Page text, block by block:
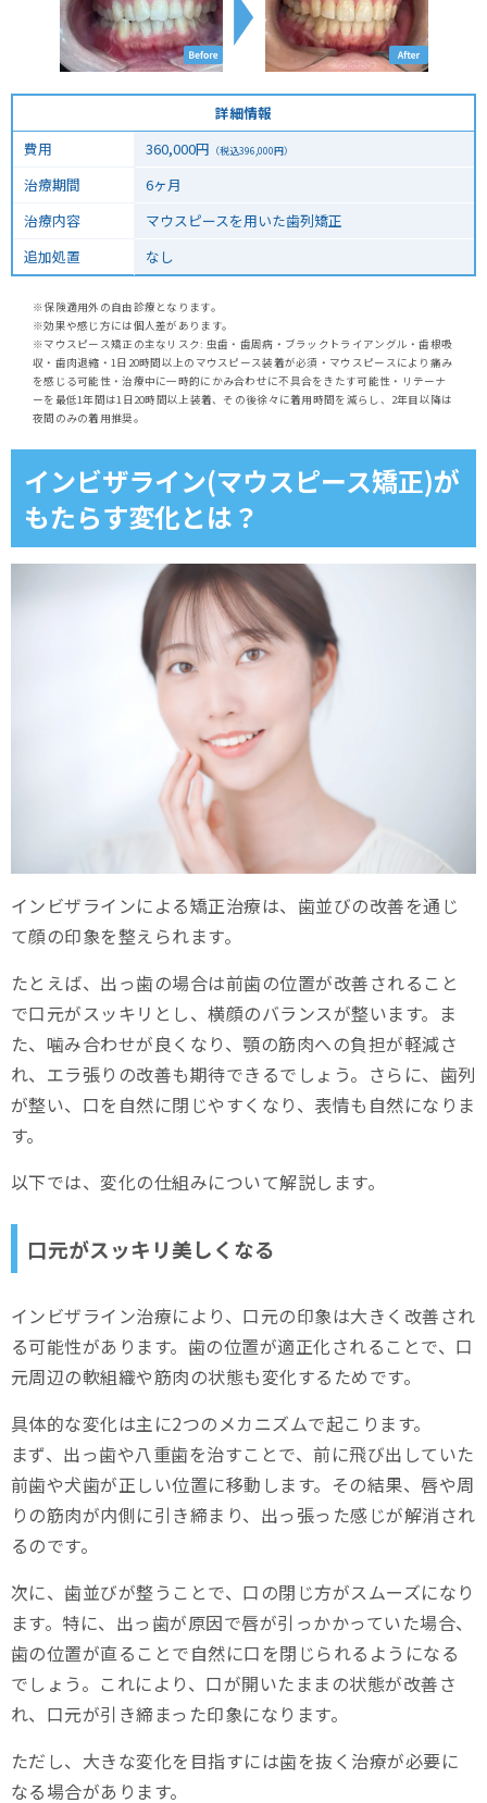
詳細情報
費用
360,000円 （税込396,000円）
治療期間
6ヶ月
治療内容
マウスピースを用いた歯列矯正
追加処置
なし
※保険適用外の自由診療となります。
※効果や感じ方には個人差があります。
※マウスピース矯正の主なリスク: 虫歯・歯周病・ブラックトライアングル・歯根吸
収・歯肉退縮・1日20時間以上のマウスピース装着が必須・マウスピースにより痛み
を感じる可能性・治療中に一時的にかみ合わせに不具合をきたす可能性・リテーナ
ーを最低1年間は1日20時間以上装着、その後徐々に着用時間を減らし、2年目以降は
夜間のみの着用推奨。
インビザライン(マウスピース矯正)が
もたらす変化とは？
インビザラインによる矯正治療は、歯並びの改善を通じ
て顔の印象を整えられます。
たとえば、出っ歯の場合は前歯の位置が改善されること
で口元がスッキリとし、横顔のバランスが整います。ま
た、噛み合わせが良くなり、顎の筋肉への負担が軽減さ
れ、エラ張りの改善も期待できるでしょう。さらに、歯列
が整い、口を自然に閉じやすくなり、表情も自然になりま
す。
以下では、変化の仕組みについて解説します。
口元がスッキリ美しくなる
インビザライン治療により、口元の印象は大きく改善され
る可能性があります。歯の位置が適正化されることで、口
元周辺の軟組織や筋肉の状態も変化するためです。
具体的な変化は主に2つのメカニズムで起こります。
まず、出っ歯や八重歯を治すことで、前に飛び出していた
前歯や犬歯が正しい位置に移動します。その結果、唇や周
りの筋肉が内側に引き締まり、出っ張った感じが解消され
るのです。
次に、歯並びが整うことで、口の閉じ方がスムーズになり
ます。特に、出っ歯が原因で唇が引っかかっていた場合、
歯の位置が直ることで自然に口を閉じられるようになる
でしょう。これにより、口が開いたままの状態が改善さ
れ、口元が引き締まった印象になります。
ただし、大きな変化を目指すには歯を抜く治療が必要に
なる場合があります。